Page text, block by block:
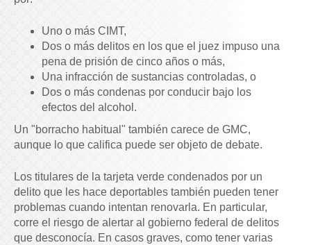
Uno o más CIMT,
Dos o más delitos en los que el juez impuso una
pena de prisión de cinco años o más,
Una infracción de sustancias controladas, o
Dos o más condenas por conducir bajo los
efectos del alcohol.
Un "borracho habitual" también carece de GMC,
aunque lo que califica puede ser objeto de debate.
Los titulares de la tarjeta verde condenados por un
delito que les hace deportables también pueden tener
problemas cuando intentan renovarla. En particular,
corre el riesgo de alertar al gobierno federal de delitos
que desconocía. En casos graves, como tener varias